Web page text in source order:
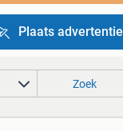
Plaats advertentie
Zoek